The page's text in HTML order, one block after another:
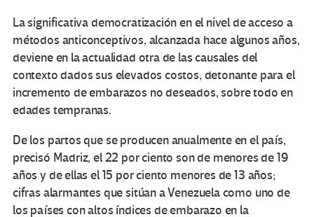
La significativa democratización en el nivel de acceso a
métodos anticonceptivos, alcanzada hace algunos años,
deviene en la actualidad otra de las causales del
contexto dados sus elevados costos, detonante para el
incremento de embarazos no deseados, sobre todo en
edades tempranas.
De los partos que se producen anualmente en el país,
precisó Madriz, el 22 por ciento son de menores de 19
años y de ellas el 15 por ciento menores de 13 años;
cifras alarmantes que sitúan a Venezuela como uno de
los países con altos índices de embarazo en la